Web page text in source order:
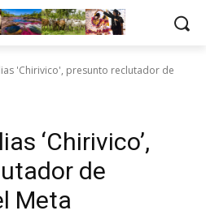
'Chirivico', presunto reclutador de
‘Chirivico’,
de
Meta